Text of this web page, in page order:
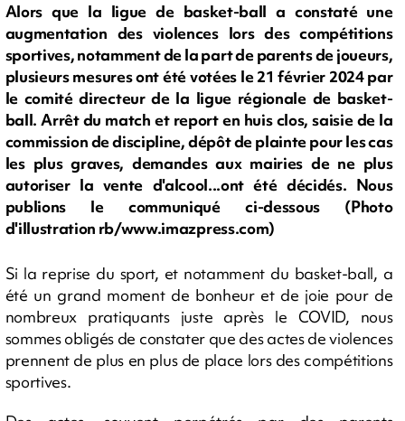
Alors que la ligue de basket-ball a constaté une
augmentation des violences lors des compétitions
sportives, notamment de la part de parents de joueurs,
plusieurs mesures ont été votées le 21 février 2024 par
le comité directeur de la ligue régionale de basket-
ball. Arrêt du match et report en huis clos, saisie de la
commission de discipline, dépôt de plainte pour les cas
les plus graves, demandes aux mairies de ne plus
autoriser la vente d'alcool...ont été décidés. Nous
publions le communiqué ci-dessous (Photo
d'illustration rb/www.imazpress.com)
Si la reprise du sport, et notamment du basket-ball, a
été un grand moment de bonheur et de joie pour de
nombreux pratiquants juste après le COVID, nous
sommes obligés de constater que des actes de violences
prennent de plus en plus de place lors des compétitions
sportives.